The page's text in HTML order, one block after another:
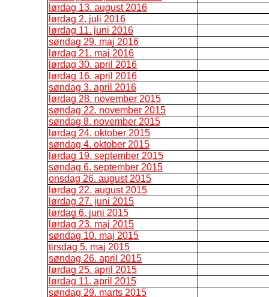
lørdag 13. august 2016
lørdag 2. juli 2016
lørdag 11. juni 2016
søndag 29. maj 2016
lørdag 21. maj 2016
lørdag 30. april 2016
lørdag 16. april 2016
søndag 3. april 2016
lørdag 28. november 2015
søndag 22. november 2015
søndag 8. november 2015
lørdag 24. oktober 2015
søndag 4. oktober 2015
lørdag 19. september 2015
søndag 6. september 2015
onsdag 26. august 2015
lørdag 22. august 2015
lørdag 27. juni 2015
lørdag 6. juni 2015
lørdag 23. maj 2015
søndag 10. maj 2015
tirsdag 5. maj 2015
søndag 26. april 2015
lørdag 25. april 2015
lørdag 11. april 2015
søndag 29. marts 2015